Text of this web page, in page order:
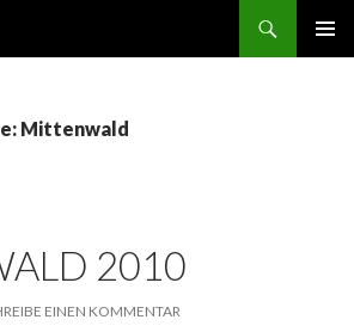
Mittenwald
2010
EINEN KOMMENTAR